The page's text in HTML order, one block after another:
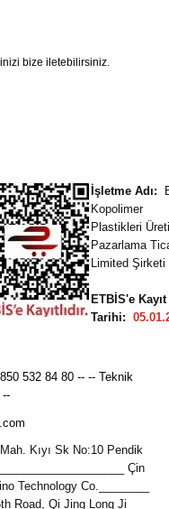
bize iletebilirsiniz.
İşletme Adı:
Kopolimer
Plastikleri
Pazarlama
Limited Şirketi
ETBİS'e Kayıt
Tarihi:
532 84 80 -- -- Teknik
--
Kıyı Sk No:10 Pendik
Çin
Technology Co.________
Road, Qi Jing Long Ji